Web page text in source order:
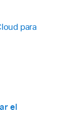
para
el